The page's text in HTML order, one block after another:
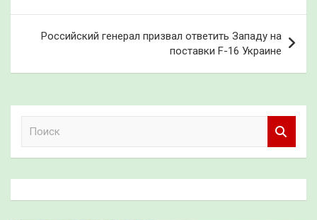
записям
Российский генерал призвал ответить Западу на
поставки F-16 Украине
к